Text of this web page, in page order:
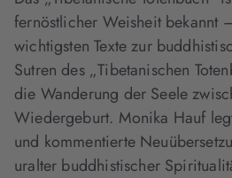
fernöstlicher Weisheit bekannt
wichtigsten Texte zur
Sutren des „Tibetanischen
die Wanderung der Seele
Wiedergeburt. Monika Hauf
und kommentierte
uralter buddhistischer